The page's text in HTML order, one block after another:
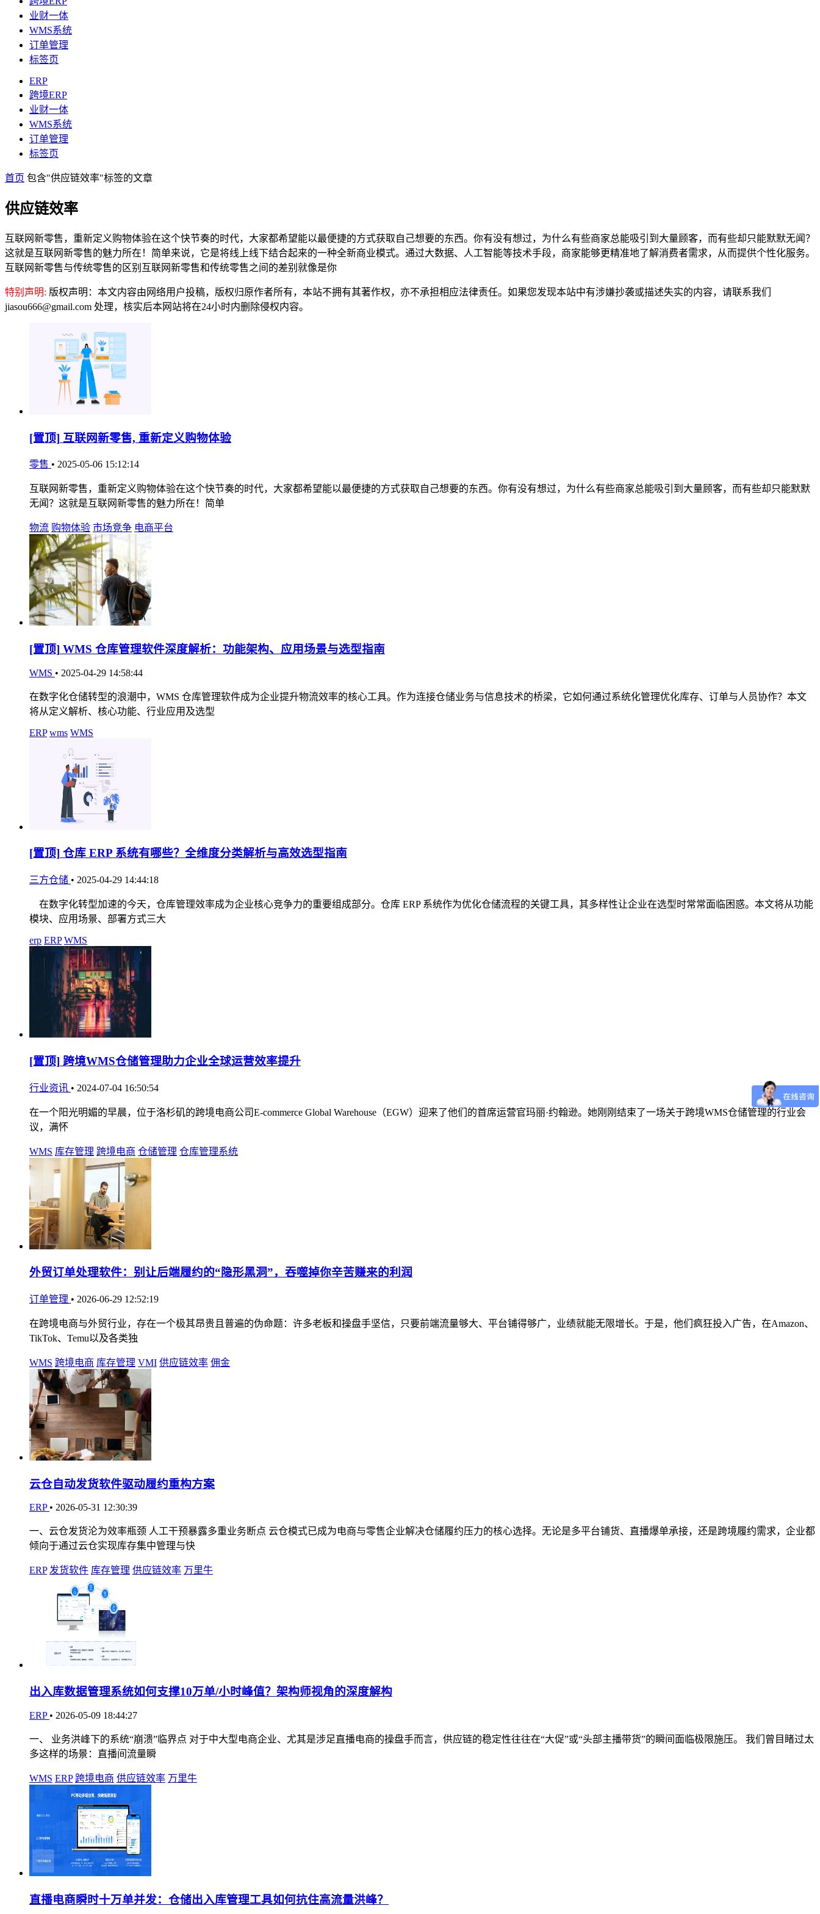
业财一体
WMS系统
订单管理
标签页
ERP
跨境ERP
业财一体
WMS系统
订单管理
标签页
首页 包含"供应链效率"标签的文章
供应链效率
互联网新零售，重新定义购物体验在这个快节奏的时代，大家都希望能以最便捷的方式获取自己想要的东西。你有没有想过，为什么有些商家总能吸引到大量顾客，而有些却只能默默无闻？
这就是互联网新零售的魅力所在！简单来说，它是将线上线下结合起来的一种全新商业模式。通过大数据、人工智能等技术手段，商家能够更精准地了解消费者需求，从而提供个性化服务。
互联网新零售与传统零售的区别互联网新零售和传统零售之间的差别就像是你
特别声明: 版权声明：本文内容由网络用户投稿，版权归原作者所有，本站不拥有其著作权，亦不承担相应法律责任。如果您发现本站中有涉嫌抄袭或描述失实的内容，请联系我们
jiasou666@gmail.com 处理，核实后本网站将在24小时内删除侵权内容。
[置顶] 互联网新零售, 重新定义购物体验
零售 • 2025-05-06 15:12:14
互联网新零售，重新定义购物体验在这个快节奏的时代，大家都希望能以最便捷的方式获取自己想要的东西。你有没有想过，为什么有些商家总能吸引到大量顾客，而有些却只能默默
无闻？这就是互联网新零售的魅力所在！简单
物流 购物体验 市场竞争 电商平台
[置顶] WMS 仓库管理软件深度解析：功能架构、应用场景与选型指南
WMS • 2025-04-29 14:58:44
在数字化仓储转型的浪潮中，WMS 仓库管理软件成为企业提升物流效率的核心工具。作为连接仓储业务与信息技术的桥梁，它如何通过系统化管理优化库存、订单与人员协作？本文
将从定义解析、核心功能、行业应用及选型
ERP wms WMS
[置顶] 仓库 ERP 系统有哪些？全维度分类解析与高效选型指南
三方仓储 • 2025-04-29 14:44:18
在数字化转型加速的今天，仓库管理效率成为企业核心竞争力的重要组成部分。仓库 ERP 系统作为优化仓储流程的关键工具，其多样性让企业在选型时常常面临困惑。本文将从功能
模块、应用场景、部署方式三大
erp ERP WMS
[置顶] 跨境WMS仓储管理助力企业全球运营效率提升
行业资讯 • 2024-07-04 16:50:54
在一个阳光明媚的早晨，位于洛杉矶的跨境电商公司E-commerce Global Warehouse（EGW）迎来了他们的首席运营官玛丽·约翰逊。她刚刚结束了一场关于跨境WMS仓储管理的行业会
议，满怀
WMS 库存管理 跨境电商 仓储管理 仓库管理系统
外贸订单处理软件：别让后端履约的“隐形黑洞”，吞噬掉你辛苦赚来的利润
订单管理 • 2026-06-29 12:52:19
在跨境电商与外贸行业，存在一个极其昂贵且普遍的伪命题：许多老板和操盘手坚信，只要前端流量够大、平台铺得够广，业绩就能无限增长。于是，他们疯狂投入广告，在Amazon、
TikTok、Temu以及各类独
WMS 跨境电商 库存管理 VMI 供应链效率 佣金
云仓自动发货软件驱动履约重构方案
ERP • 2026-05-31 12:30:39
一、云仓发货沦为效率瓶颈 人工干预暴露多重业务断点 云仓模式已成为电商与零售企业解决仓储履约压力的核心选择。无论是多平台铺货、直播爆单承接，还是跨境履约需求，企业都
倾向于通过云仓实现库存集中管理与快
ERP 发货软件 库存管理 供应链效率 万里牛
出入库数据管理系统如何支撑10万单/小时峰值？架构师视角的深度解构
ERP • 2026-05-09 18:44:27
一、 业务洪峰下的系统“崩溃”临界点 对于中大型电商企业、尤其是涉足直播电商的操盘手而言，供应链的稳定性往往在“大促”或“头部主播带货”的瞬间面临极限施压。 我们曾目睹过太
多这样的场景：直播间流量瞬
WMS ERP 跨境电商 供应链效率 万里牛
直播电商瞬时十万单并发：仓储出入库管理工具如何抗住高流量洪峰？